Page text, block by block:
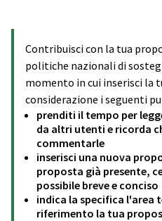
Contribuisci con la tua
politiche nazionali di
momento in cui inserisci la
considerazione i seguenti
prenditi il tempo per
da altri utenti e ricorda
commentarle
inserisci una nuova
proposta già presente,
possibile breve e conciso
indica la specifica l'area
riferimento la tua